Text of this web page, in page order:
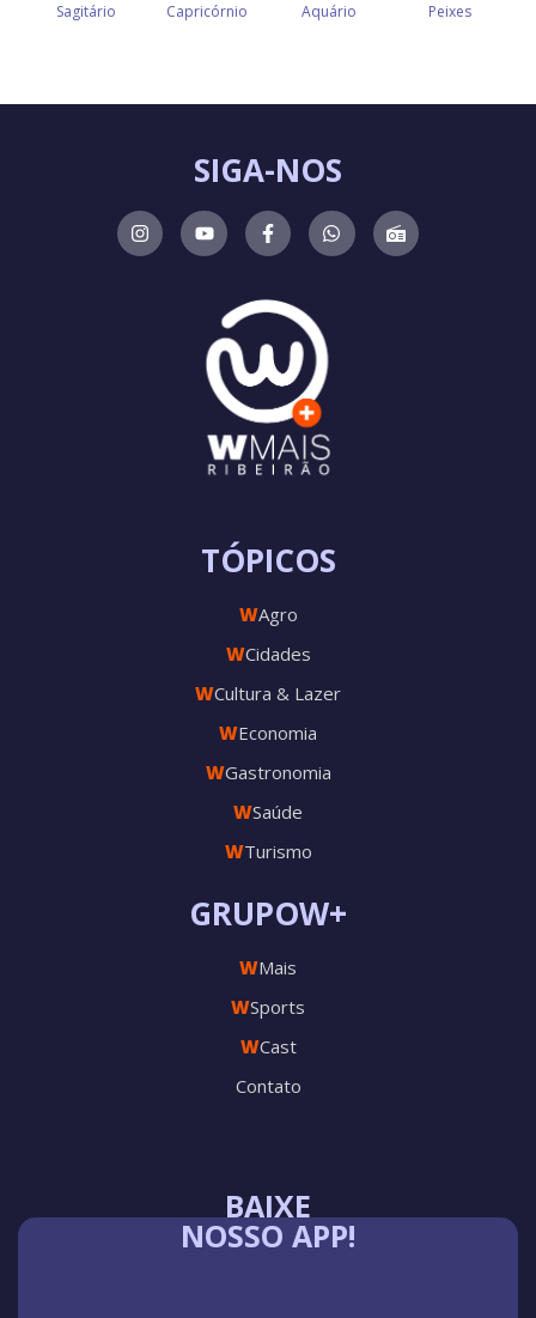
BAIXE
NOSSO APP!
GRUPOW+
WMais
WSports
WCast
Contato
TÓPICOS
WAgro
WCidades
WCultura & Lazer
WEconomia
WGastronomia
WSaúde
WTurismo
SIGA-NOS